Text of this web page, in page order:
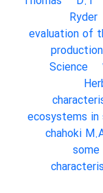
Ryder
evaluation of
Science
ecosystems in
chahoki